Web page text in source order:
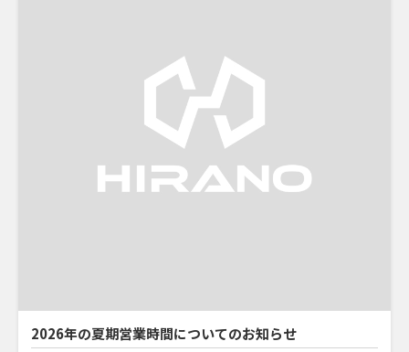
2026年の夏期営業時間についてのお知らせ